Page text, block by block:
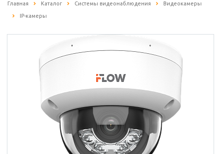
Главная Каталог Системы видеонаблюдения Видеокамеры
IP-камеры